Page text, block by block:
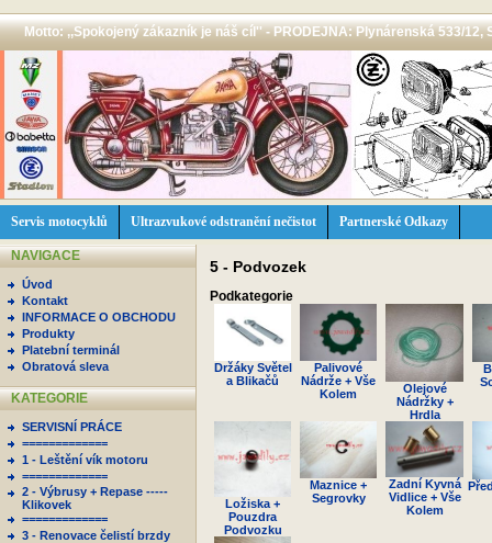
Motto: ,,Spokojený zákazník je náš cíl'' - PRODEJNA: Plynárenská 533/12,
Servis motocyklů Ultrazvukové odstranění nečistot Partnerské Odkazy
NAVIGACE
Úvod
Kontakt
INFORMACE O OBCHODU
Produkty
Platební terminál
Obratová sleva
KATEGORIE
SERVISNÍ PRÁCE
=============
1 - Leštění vík motoru
=============
2 - Výbrusy + Repase -----
Klikovek
=============
3 - Renovace čelistí brzdy
5 - Podvozek
Podkategorie
Držáky Světel
a Blikačů
Palivové
Nádrže + Vše
Kolem
Olejové
Nádržky +
Hrdla
Ložiska +
Pouzdra
Podvozku
Maznice +
Segrovky
Zadní Kyvná
Vidlice + Vše
Kolem